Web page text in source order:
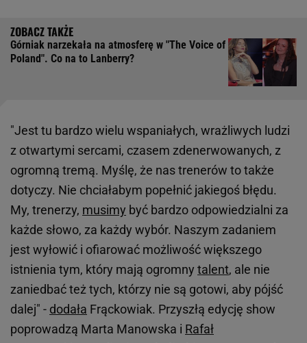
Górniak narzekała na atmosferę w "The Voice of
Poland". Co na to Lanberry?
"Jest tu bardzo wielu wspaniałych, wrażliwych ludzi
z otwartymi sercami, czasem zdenerwowanych, z
ogromną tremą. Myślę, że nas trenerów to także
dotyczy. Nie chciałabym popełnić jakiegoś błędu.
My, trenerzy, musimy być bardzo odpowiedzialni za
każde słowo, za każdy wybór. Naszym zadaniem
jest wyłowić i ofiarować możliwość większego
istnienia tym, który mają ogromny talent, ale nie
zaniedbać też tych, którzy nie są gotowi, aby pójść
dalej" - dodała Frąckowiak. Przyszłą edycję show
poprowadzą Marta Manowska i Rafał